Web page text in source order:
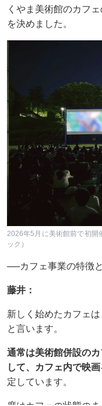
くやま美術館のカフ
を決めました。
2026年5月に美術館前で初開
ック）
──カフェ事業の特徴と
藤井：
新しく始めたカフェは
と言います。
通常は美術館併設の
して、カフェ内で映
定しています。